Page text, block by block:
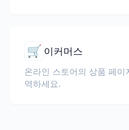
🛒 이커머스
온라인 스토어의 상품 페
역하세요.